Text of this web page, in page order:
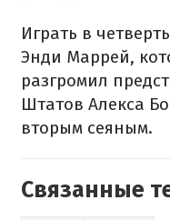
Играть в
Энди Маррей,
разгромил
Штатов Алекса
вторым сеяным.
Связанные